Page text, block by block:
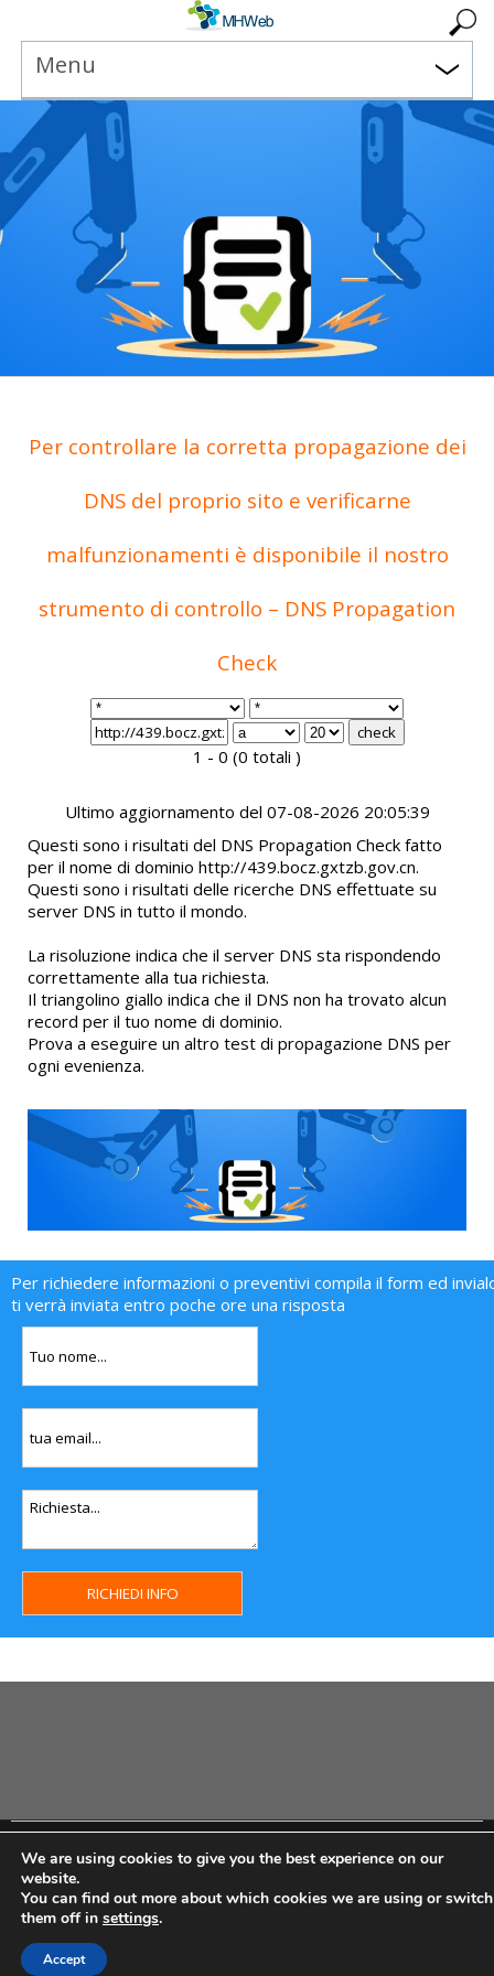
Menu
Per controllare la corretta propagazione dei
DNS del proprio sito e verificarne
malfunzionamenti è disponibile il nostro
strumento di controllo – DNS Propagation
Check
1 - 0 (0 totali )
Ultimo aggiornamento del 07-08-2026 20:05:39
Questi sono i risultati del DNS Propagation Check fatto
per il nome di dominio http://439.bocz.gxtzb.gov.cn.
Questi sono i risultati delle ricerche DNS effettuate su
server DNS in tutto il mondo.
La risoluzione indica che il server DNS sta rispondendo
correttamente alla tua richiesta.
Il triangolino giallo indica che il DNS non ha trovato alcun
record per il tuo nome di dominio.
Prova a eseguire un altro test di propagazione DNS per
ogni evenienza.
Per richiedere informazioni o preventivi compila il form ed
ti verrà inviata entro poche ore una risposta
Copyright MHWeb © 2018 - Privacy & GDPR - Cookie Policy -
We are using cookies to give you the best experience on our
website.
You can find out more about which cookies we are using or switch
them off in settings.
Accept